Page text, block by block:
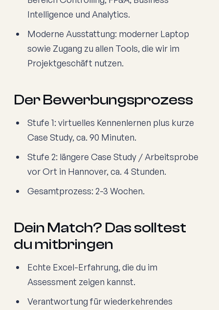
Intelligence und Analytics.
Moderne Ausstattung: moderner Laptop
sowie Zugang zu allen Tools, die wir im
Projektgeschäft nutzen.
Der Bewerbungsprozess
Stufe 1: virtuelles Kennenlernen plus kurze
Case Study, ca. 90 Minuten.
Stufe 2: längere Case Study / Arbeitsprobe
vor Ort in Hannover, ca. 4 Stunden.
Gesamtprozess: 2-3 Wochen.
Dein Match? Das solltest
du mitbringen
Echte Excel-Erfahrung, die du im
Assessment zeigen kannst.
Verantwortung für wiederkehrendes